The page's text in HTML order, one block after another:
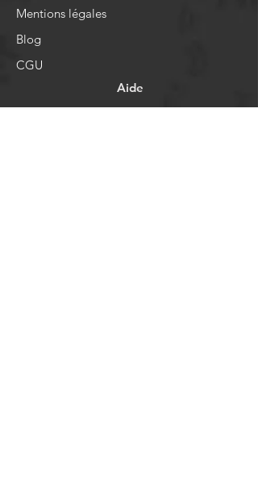
Mentions légales
Blog
CGU
Aide